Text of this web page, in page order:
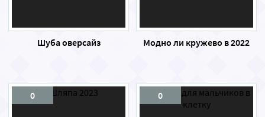
Шуба оверсайз Модно ли кружево в 2022
0 0